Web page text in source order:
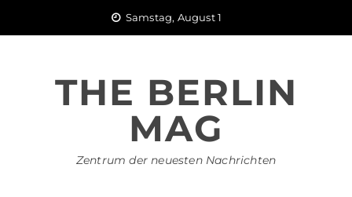
Samstag, August 1
THE BERLIN
MAG
Zentrum der neuesten Nachrichten